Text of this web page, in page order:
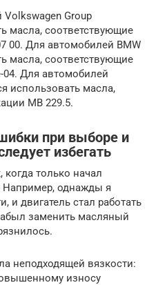
Group
масла, соответствующие
00. Для автомобилей BMW
масла, соответствующие
Для автомобилей
использовать масла,
MB 229.5.
при выборе и
избегать
только начал
Например, однажды я
и двигатель стал работать
заменить масляный
неподходящей вязкости:
износу